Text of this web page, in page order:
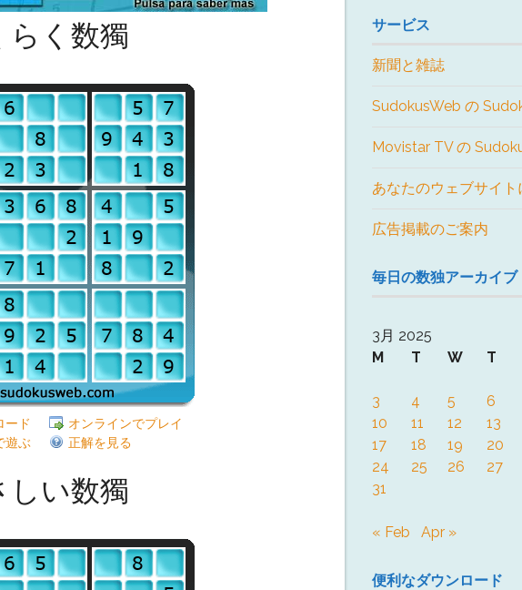
らく数獨
ード
オンラインでプレイ
遊ぶ
正解を見る
しい数獨
サービス
新聞と雑誌
SudokusWeb の
Movistar TV の
あなたのウェブサイト
広告掲載のご案内
毎日の数独アーカイブ
3月 2025
M
T W T
3
4 5 6
10
11 12 13
17
18 19 20
24
25 26 27
31
« Feb Apr »
便利なダウンロード